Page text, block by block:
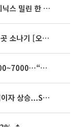
[베스트&워스트] 삼성전자·SK하이닉스 밀린 한 주…상상인증권은 85% 급등
35도 안팎 무더위 이어져…전국 곳곳 소나기 [오늘 날씨]
[주간증시전망] 다음주 코스피 6000~7000⋯“外人 수급은 정책이 변수”
뉴욕증시, 연준 금리인상 기대감 꺾이자 상승...S&P500 사상 최고치 [종합]